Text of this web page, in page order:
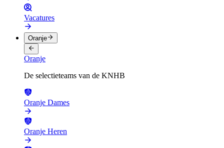
Vacatures
Oranje
Oranje
De selectieteams van de KNHB
Oranje Dames
Oranje Heren